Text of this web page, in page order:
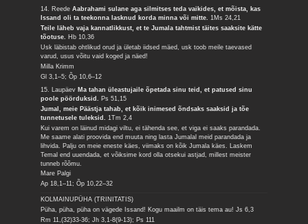
14. ReedeAabrahami sulane aga silmitses teda vaikides, et mõista, kas
Issand oli ta teekonna lasknud korda minna või mitte.1Ms 24,21
Teile läheb vaja kannatlikkust, et te Jumala tahtmist täites saaksite kätte
tõotuse. Hb 10,36
Usk läbistab ohtlikud orud ja ületab iidsed mäed, usk toob meile taevased
varud, usus võitu vaid koged ja näed!
Milla Krimm
Gl 3,1–5; Õp 10,6–12
15. Laupäev Ma tahan üleastujaile õpetada sinu teid, et patused sinu
poole pöörduksid. Ps 51,15
Jumal, meie Päästja tahab, et kõik inimesed õndsaks saaksid ja tõe
tunnetusele tuleksid. 1Tm 2,4
Kui varem on läinud midagi viltu, ei tähenda see, et viga ei saaks parandada.
Me saame alati proovida end muuta ning lasta Jumalal meid parandada ja
lihvida. Palju on meie eneste käes, viimaks on kõik Jumala käes. Laskem
Temal end uuendada, et võiksime kord olla otsekui astjad, millest meister
tunneb rõõmu.
Mare Palgi
Ap 18,1–11; Õp 10,22–32
KOLMAINUPÜHA (TRINITATIS)
Püha, püha, püha on vägede Issand! Kogu maailm on täis tema au!Js 6,3
Rm 11,(32)33-36; Jh 3,1-8(9-13); Ps 111